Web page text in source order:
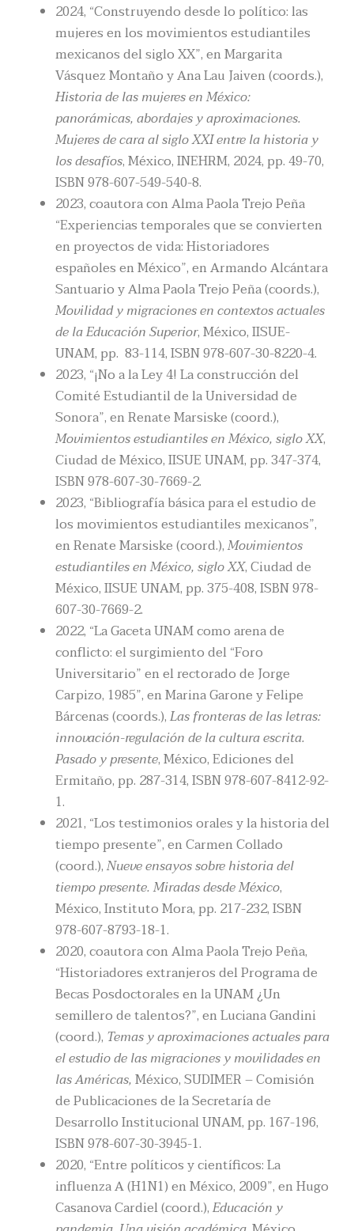
2024, “Construyendo desde lo político: las
mujeres en los movimientos estudiantiles
mexicanos del siglo XX”, en Margarita
Vásquez Montaño y Ana Lau Jaiven (coords.),
Historia de las mujeres en México:
panorámicas, abordajes y aproximaciones.
Mujeres de cara al siglo XXI entre la historia y
los desafíos, México, INEHRM, 2024, pp. 49-70,
ISBN 978-607-549-540-8.
2023, coautora con Alma Paola Trejo Peña
“Experiencias temporales que se convierten
en proyectos de vida: Historiadores
españoles en México”, en Armando Alcántara
Santuario y Alma Paola Trejo Peña (coords.),
Movilidad y migraciones en contextos actuales
de la Educación Superior, México, IISUE-
UNAM, pp. 83-114, ISBN 978-607-30-8220-4.
2023, “¡No a la Ley 4! La construcción del
Comité Estudiantil de la Universidad de
Sonora”, en Renate Marsiske (coord.),
Movimientos estudiantiles en México, siglo XX,
Ciudad de México, IISUE UNAM, pp. 347-374,
ISBN 978-607-30-7669-2.
2023, “Bibliografía básica para el estudio de
los movimientos estudiantiles mexicanos”,
en Renate Marsiske (coord.),Movimientos
estudiantiles en México, siglo XX, Ciudad de
México, IISUE UNAM, pp. 375-408, ISBN 978-
607-30-7669-2.
2022, “La Gaceta UNAM como arena de
conflicto: el surgimiento del “Foro
Universitario” en el rectorado de Jorge
Carpizo, 1985”, en Marina Garone y Felipe
Bárcenas (coords.),Las fronteras de las letras:
innovación-regulación de la cultura escrita.
Pasado y presente, México, Ediciones del
Ermitaño, pp. 287-314, ISBN 978-607-8412-92-
1.
2021, “Los testimonios orales y la historia del
tiempo presente”, en Carmen Collado
(coord.),Nueve ensayos sobre historia del
tiempo presente. Miradas desde México,
México, Instituto Mora, pp. 217-232, ISBN
978-607-8793-18-1.
2020, coautora con Alma Paola Trejo Peña,
“Historiadores extranjeros del Programa de
Becas Posdoctorales en la UNAM ¿Un
semillero de talentos?”, en Luciana Gandini
(coord.), Temas y aproximaciones actuales para
el estudio de las migraciones y movilidades en
las Américas,México, SUDIMER – Comisión
de Publicaciones de la Secretaría de
Desarrollo Institucional UNAM, pp. 167-196,
ISBN 978-607-30-3945-1.
2020, “Entre políticos y científicos: La
influenza A (H1N1) en México, 2009”, en Hugo
Casanova Cardiel (coord.),Educación y